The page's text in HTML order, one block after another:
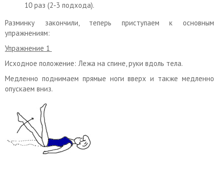
10 раз (2-3 подхода).
Разминку закончили, теперь приступаем к основным
упражнениям:
Упражнение 1
Исходное положение: Лежа на спине, руки вдоль тела.
Медленно поднимаем прямые ноги вверх и также медленно
опускаем вниз.